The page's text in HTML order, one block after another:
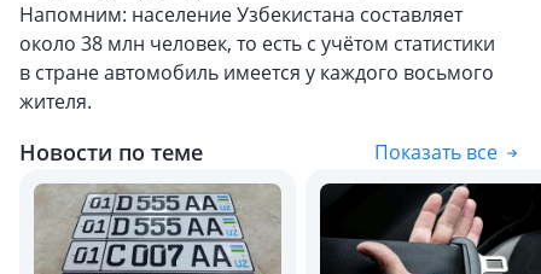
Напомним: население Узбекистана составляет
около 38 млн человек, то есть с учётом статистики
в стране автомобиль имеется у каждого восьмого
жителя.
Новости по теме Показать все